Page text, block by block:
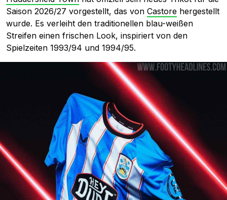
Saison 2026/27 vorgestellt, das von Castore hergestellt
wurde. Es verleiht den traditionellen blau-weißen
Streifen einen frischen Look, inspiriert von den
Spielzeiten 1993/94 und 1994/95.